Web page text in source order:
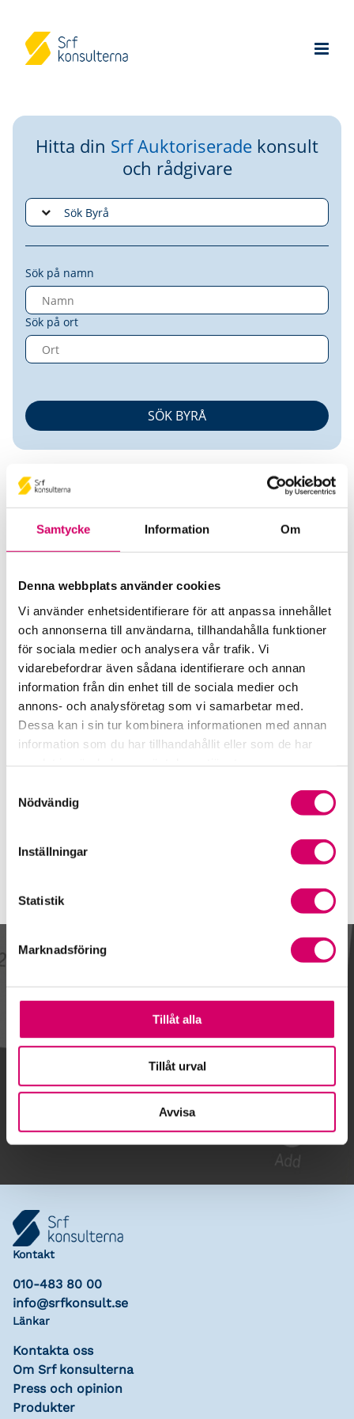
Samtycke Information Om
Denna webbplats använder cookies
Vi använder enhetsidentifierare för att anpassa innehållet
och annonserna till användarna, tillhandahålla funktioner
för sociala medier och analysera vår trafik. Vi
vidarebefordrar även sådana identifierare och annan
information från din enhet till de sociala medier och
annons- och analysföretag som vi samarbetar med.
Dessa kan i sin tur kombinera informationen med annan
information som du har tillhandahållit eller som de har
Nödvändig
Inställningar
Statistik
Marknadsföring
Tillåt alla
Tillåt urval
Avvisa
Hitta din Srf Auktoriserade konsult
och rådgivare
Sök på namn
Sök på ort
Auktoriserad Redovisningskonsult
Spartan Redovisningskonsult AB
Kinnahult
Telefon
076-189 89 66
Mobiltelefon
Gå till kalendariet
Lägg till i kalender
Kontakt
010-483 80 00
info@srfkonsult.se
Länkar
Kontakta oss
Om Srf konsulterna
Press och opinion
Produkter